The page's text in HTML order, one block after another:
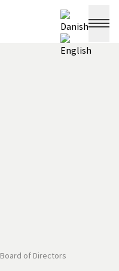
Board of Directors